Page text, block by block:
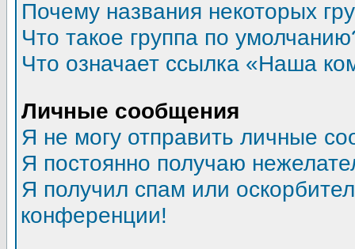
Почему названия некоторых
Что такое группа по
Что означает ссылка «Наша
Личные сообщения
Я не могу отправить личные
Я постоянно получаю
Я получил спам или
конференции!